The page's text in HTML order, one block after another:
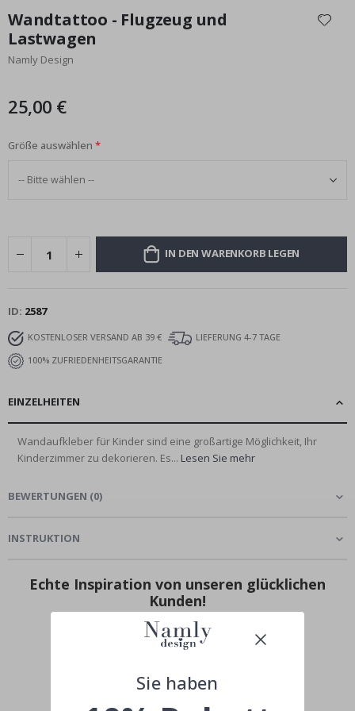
der
Bildgalerie
springen
Wandtattoo - Flugzeug und
Lastwagen
Namly Design
25,00 €
Größe auswählen
IN DEN WARENKORB LEGEN
ID 2587
KOSTENLOSER VERSAND AB 39 €
LIEFERUNG 4-7 TAGE
100% ZUFRIEDENHEITSGARANTIE
EINZELHEITEN
Wandaufkleber für Kinder sind eine großartige Möglichkeit, Ihr
Kinderzimmer zu dekorieren. Es... Lesen Sie mehr
BEWERTUNGEN (0)
INSTRUKTION
Echte Inspiration von unseren glücklichen
Kunden!
Teile dein Bild mit #namly_design
Sie haben